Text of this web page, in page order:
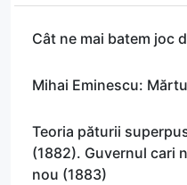
Cât ne mai batem joc
Mihai Eminescu:
Teoria păturii
(1882). Guvernul cari
nou (1883)